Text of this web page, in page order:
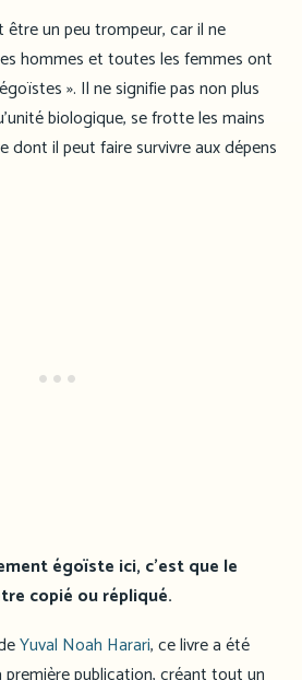
un peu trompeur, car il ne
hommes et toutes les femmes ont
». Il ne signifie pas non plus
biologique, se frotte les mains
dont il peut faire survivre aux dépens
égoïste ici, c’est que le
copié ou répliqué.
Yuval Noah Harari, ce livre a été